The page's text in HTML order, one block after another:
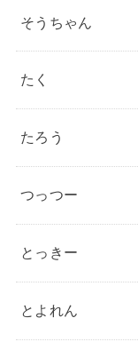
そうちゃん
たく
たろう
つっつー
とっきー
とよれん